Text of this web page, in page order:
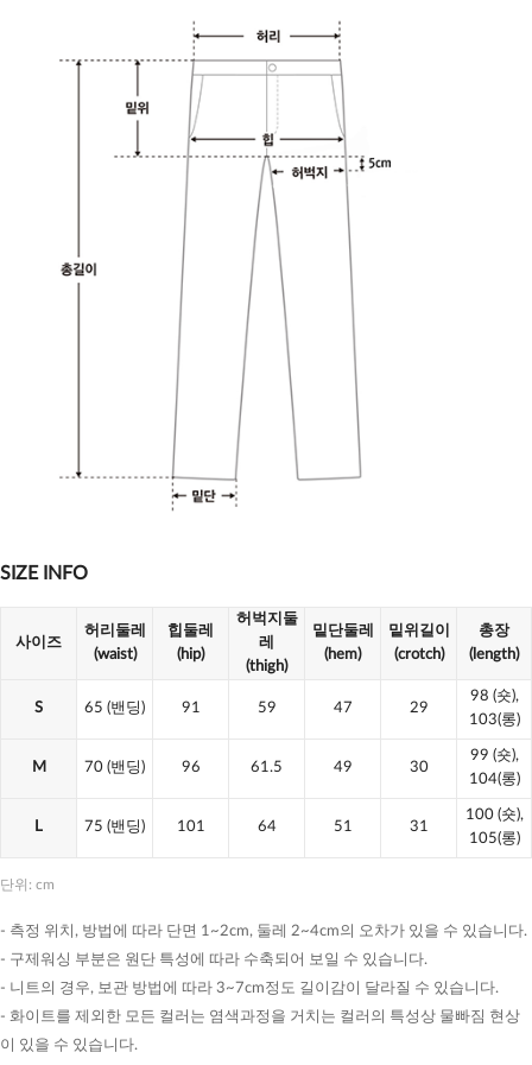
SIZE INFO
사이즈
허리둘레
(waist)
힙둘레
(hip)
허벅지둘
레
(thigh)
밑단둘레
(hem)
밑위길이
(crotch)
총장
(length)
S 65 (밴딩) 91 59 47 29
98 (숏),
103(롱)
M 70 (밴딩) 96 61.5 49 30
99 (숏),
104(롱)
L 75 (밴딩) 101 64 51 31
100 (숏),
105(롱)
단위: cm
- 측정 위치, 방법에 따라 단면 1~2cm, 둘레 2~4cm의 오차가 있을 수 있습니다.
- 구제워싱 부분은 원단 특성에 따라 수축되어 보일 수 있습니다.
- 니트의 경우, 보관 방법에 따라 3~7cm정도 길이감이 달라질 수 있습니다.
- 화이트를 제외한 모든 컬러는 염색과정을 거치는 컬러의 특성상 물빠짐 현상
이 있을 수 있습니다.